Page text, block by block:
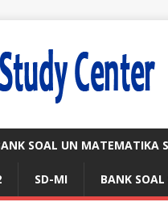
SOAL UN MATEMATIKA
SD-MI BANK SOAL